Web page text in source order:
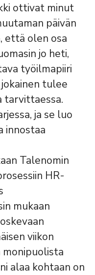
ottivat minut
päivän
että olen osa
jo heti,
työilmapiiri
tulee
tarvittaessa.
ja se luo
innostaa
Talenomin
HR-
mukaan
viikon
monipuolista
alaa kohtaan on